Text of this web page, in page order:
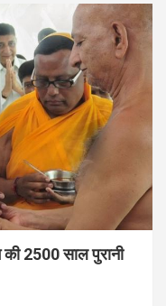
2500 साल पुरानी